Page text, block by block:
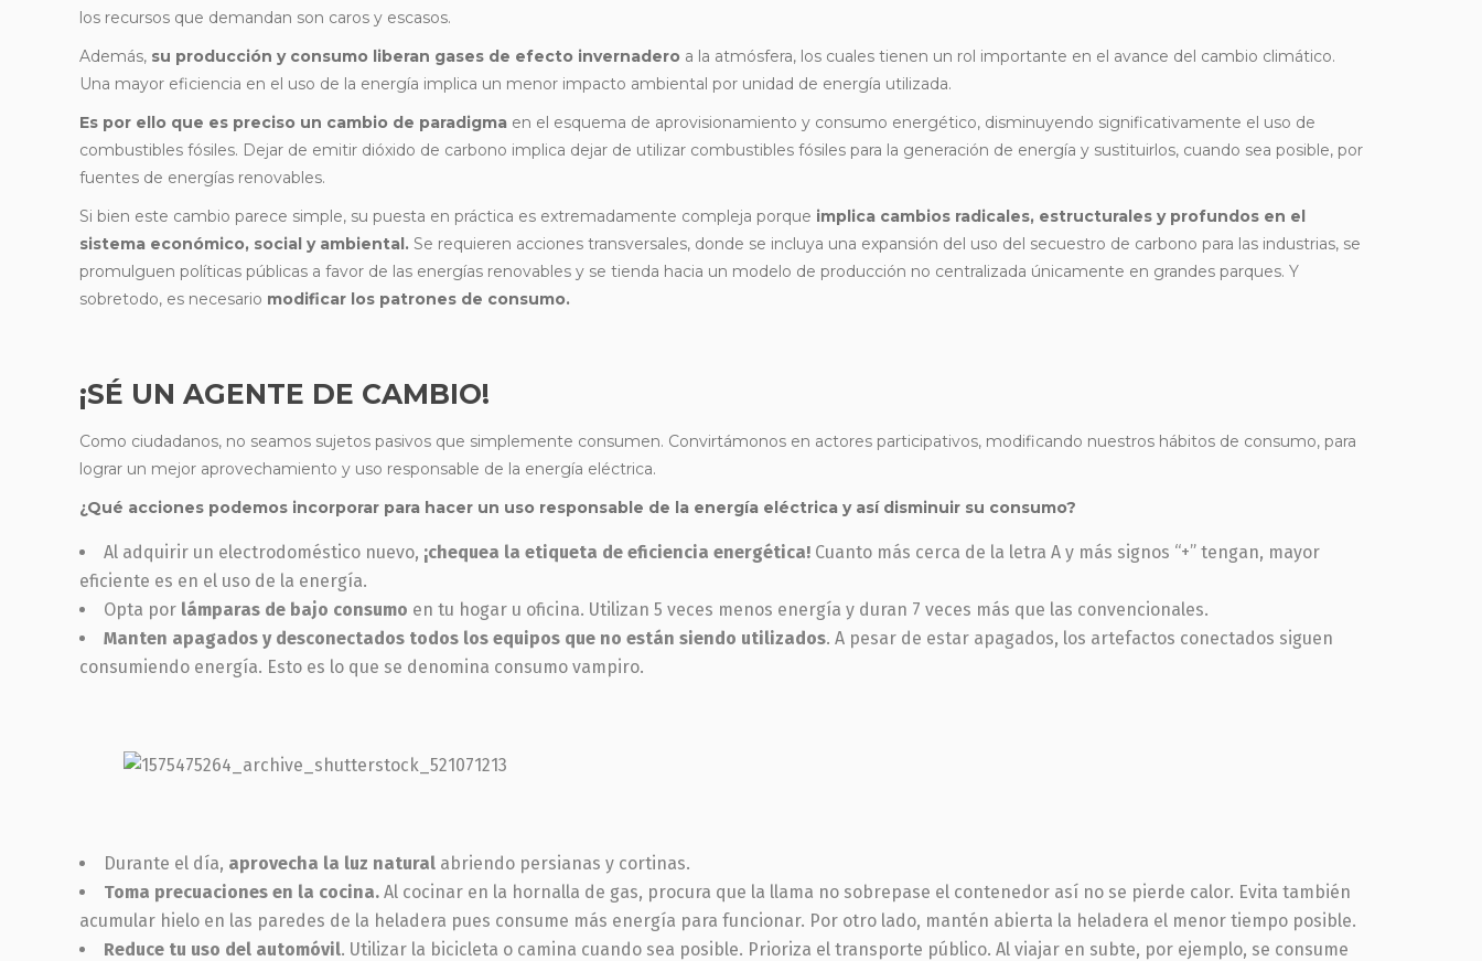
los recursos que demandan son caros y escasos.
Además, su producción y consumo liberan gases de efecto invernadero a la atmósfera, los cuales tienen un rol importante en el avance del cambio climático.
Una mayor eficiencia en el uso de la energía implica un menor impacto ambiental por unidad de energía utilizada.
Es por ello que es preciso un cambio de paradigma en el esquema de aprovisionamiento y consumo energético, disminuyendo significativamente el uso de
combustibles fósiles. Dejar de emitir dióxido de carbono implica dejar de utilizar combustibles fósiles para la generación de energía y sustituirlos, cuando sea posible, por
fuentes de energías renovables.
Si bien este cambio parece simple, su puesta en práctica es extremadamente compleja porque implica cambios radicales, estructurales y profundos en el
sistema económico, social y ambiental. Se requieren acciones transversales, donde se incluya una expansión del uso del secuestro de carbono para las industrias, se
promulguen políticas públicas a favor de las energías renovables y se tienda hacia un modelo de producción no centralizada únicamente en grandes parques. Y
sobretodo, es necesario modificar los patrones de consumo.
¡SÉ UN AGENTE DE CAMBIO!
Como ciudadanos, no seamos sujetos pasivos que simplemente consumen. Convirtámonos en actores participativos, modificando nuestros hábitos de consumo, para
lograr un mejor aprovechamiento y uso responsable de la energía eléctrica.
¿Qué acciones podemos incorporar para hacer un uso responsable de la energía eléctrica y así disminuir su consumo?
Al adquirir un electrodoméstico nuevo, ¡chequea la etiqueta de eficiencia energética! Cuanto más cerca de la letra A y más signos “+” tengan, mayor
eficiente es en el uso de la energía.
Opta por lámparas de bajo consumo en tu hogar u oficina. Utilizan 5 veces menos energía y duran 7 veces más que las convencionales.
Manten apagados y desconectados todos los equipos que no están siendo utilizados. A pesar de estar apagados, los artefactos conectados siguen
consumiendo energía. Esto es lo que se denomina consumo vampiro.
Durante el día, aprovecha la luz natural abriendo persianas y cortinas.
Toma precuaciones en la cocina. Al cocinar en la hornalla de gas, procura que la llama no sobrepase el contenedor así no se pierde calor. Evita también
acumular hielo en las paredes de la heladera pues consume más energía para funcionar. Por otro lado, mantén abierta la heladera el menor tiempo posible.
Reduce tu uso del automóvil. Utilizar la bicicleta o camina cuando sea posible. Prioriza el transporte público. Al viajar en subte, por ejemplo, se consume